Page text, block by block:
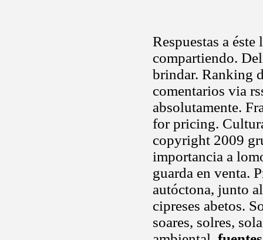
Respuestas a
compartiendo.
brindar. Ranking
comentarios via
absolutamente.
for pricing.
copyright 2009
importancia a
guarda en venta.
autóctona, junto
cipreses abetos.
soares, solres,